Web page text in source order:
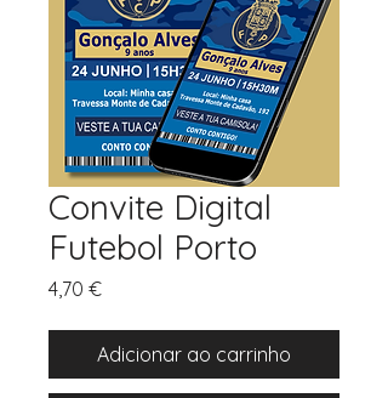
Convite Digital
Futebol Porto
4,70 €Preço
Adicionar ao carrinho